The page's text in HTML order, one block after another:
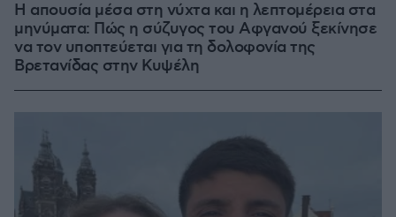
Η απουσία μέσα στη νύχτα και η λεπτομέρεια στα
μηνύματα: Πώς η σύζυγος του Αφγανού ξεκίνησε
να τον υποπτεύεται για τη δολοφονία της
Βρετανίδας στην Κυψέλη